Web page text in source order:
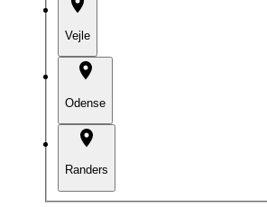
Vejle
Odense
Randers